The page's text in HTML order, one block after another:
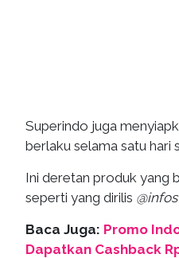
Superindo juga
berlaku selama satu hari
Ini deretan produk yang
seperti yang dirilis
Baca Juga: Promo
Dapatkan Cashback